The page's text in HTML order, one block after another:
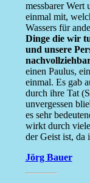
messbarer Wert
einmal mit,
Wassers für
Dinge die wir
und unsere
einen Paulus,
einmal. Es gab
durch ihre Tat
unvergessen
es sehr
wirkt durch
der Geist ist, da
Jörg Bauer